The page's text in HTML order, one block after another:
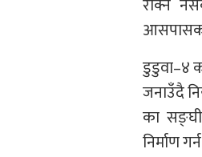
रोक्न
डुडुवा–४
जनाउँदै
का
निर्माण